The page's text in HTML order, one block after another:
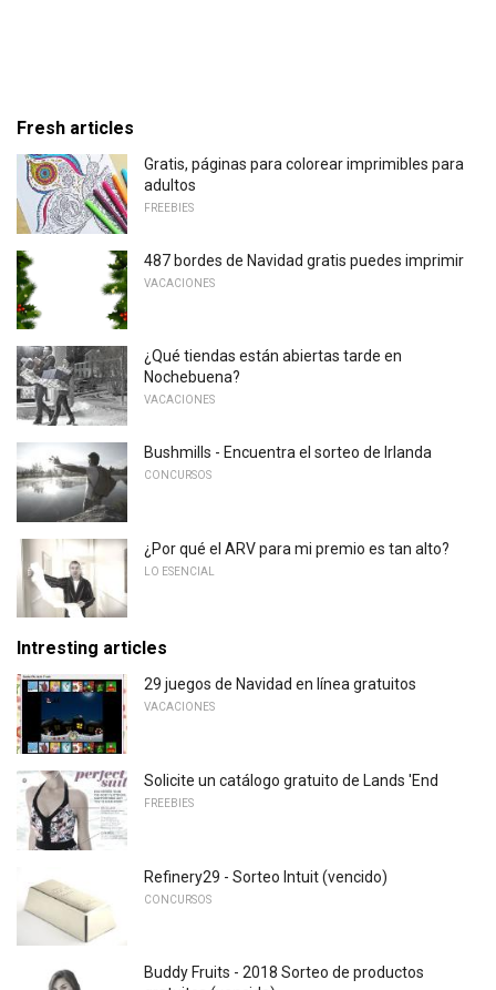
Fresh articles
Gratis, páginas para colorear imprimibles para
adultos
FREEBIES
487 bordes de Navidad gratis puedes imprimir
VACACIONES
¿Qué tiendas están abiertas tarde en
Nochebuena?
VACACIONES
Bushmills - Encuentra el sorteo de Irlanda
CONCURSOS
¿Por qué el ARV para mi premio es tan alto?
LO ESENCIAL
Intresting articles
29 juegos de Navidad en línea gratuitos
VACACIONES
Solicite un catálogo gratuito de Lands 'End
FREEBIES
Refinery29 - Sorteo Intuit (vencido)
CONCURSOS
Buddy Fruits - 2018 Sorteo de productos